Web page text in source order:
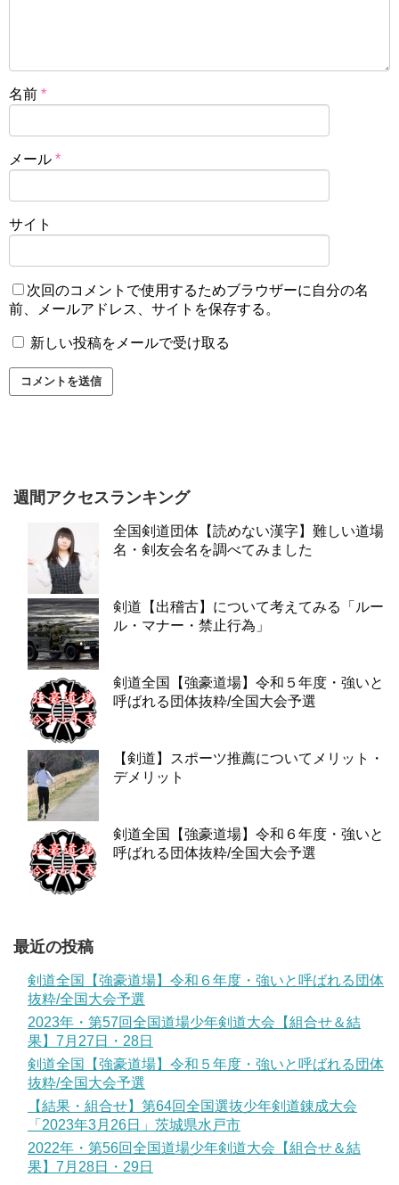
名前 *
メール *
サイト
次回のコメントで使用するためブラウザーに自分の名
前、メールアドレス、サイトを保存する。
新しい投稿をメールで受け取る
週間アクセスランキング
全国剣道団体【読めない漢字】難しい道場
名・剣友会名を調べてみました
剣道【出稽古】について考えてみる「ルー
ル・マナー・禁止行為」
剣道全国【強豪道場】令和５年度・強いと
呼ばれる団体抜粋/全国大会予選
【剣道】スポーツ推薦についてメリット・
デメリット
剣道全国【強豪道場】令和６年度・強いと
呼ばれる団体抜粋/全国大会予選
最近の投稿
剣道全国【強豪道場】令和６年度・強いと呼ばれる団体
抜粋/全国大会予選
2023年・第57回全国道場少年剣道大会【組合せ＆結
果】7月27日・28日
剣道全国【強豪道場】令和５年度・強いと呼ばれる団体
抜粋/全国大会予選
【結果・組合せ】第64回全国選抜少年剣道錬成大会
「2023年3月26日」茨城県水戸市
2022年・第56回全国道場少年剣道大会【組合せ＆結
果】7月28日・29日